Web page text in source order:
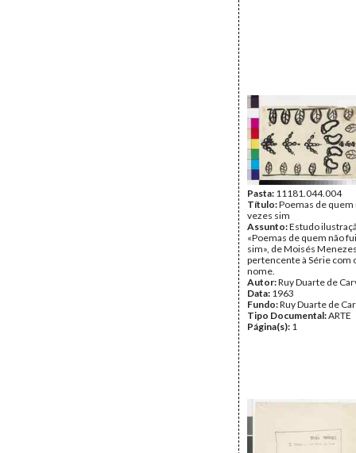
Pasta: 11181.044.004
Título:Poemas de quem
vezes sim
Assunto:Estudo
«Poemas de quem não
sim», de Moisés
pertencente à Série com
nome.
Autor:Ruy Duarte de
Data: 1963
Fundo:Ruy Duarte de
Tipo Documental:ARTE
Página(s): 1